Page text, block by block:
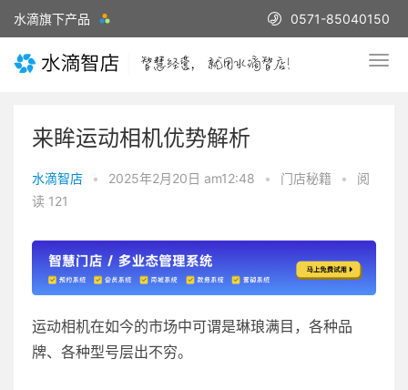
水滴旗下产品 0571-85040150
来眸运动相机优势解析
水滴智店 • 2025年2月20日 am12:48 • 门店秘籍 •
阅
读 121
运动相机在如今的市场中可谓是琳琅满目，各种品
牌、各种型号层出不穷。